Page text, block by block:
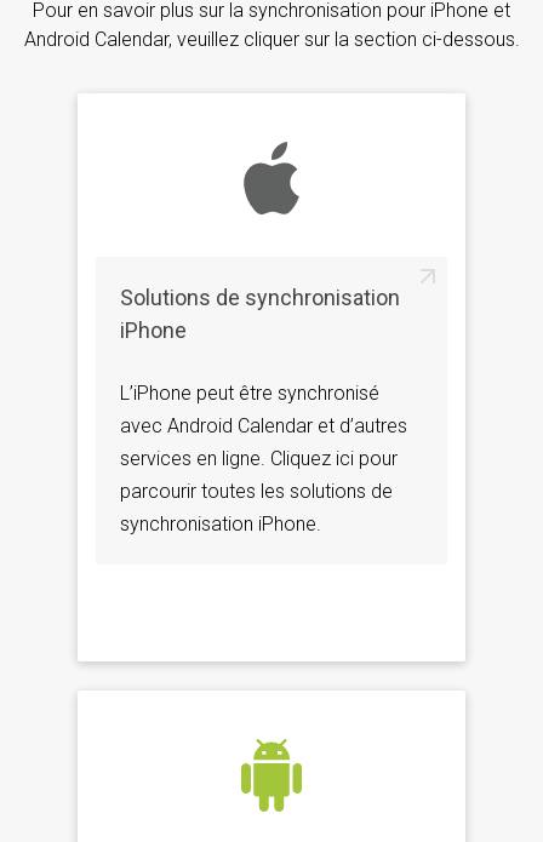
Pour en savoir plus sur la synchronisation pour iPhone et
Android Calendar, veuillez cliquer sur la section ci-dessous.
Solutions de synchronisation
iPhone
L’iPhone peut être synchronisé
avec Android Calendar et d’autres
services en ligne. Cliquez ici pour
parcourir toutes les solutions de
synchronisation iPhone.